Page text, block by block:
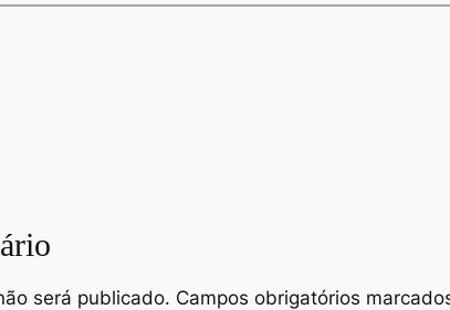
será publicado. Campos obrigatórios